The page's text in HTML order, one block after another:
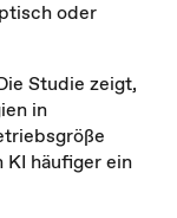
oder
Studie zeigt,
in
KI häufiger ein